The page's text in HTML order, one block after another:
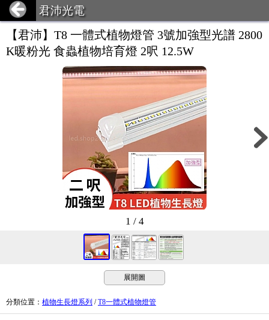
君沛光電
【君沛】T8 一體式植物燈管 3號加強型光譜 2800
K暖粉光 食蟲植物培育燈 2呎 12.5W
1 / 4
展開圖
分類位置 ： 植物生長燈系列 /T8一體式植物燈管